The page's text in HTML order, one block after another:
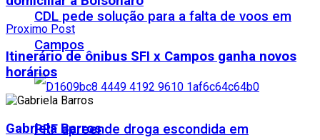
CDL pede solução para a falta de voos em
Campos
PRF apreende droga escondida em
Proximo Post
Itinerário de ônibus SFI x Campos ganha novos
horários
Gabriela Barros